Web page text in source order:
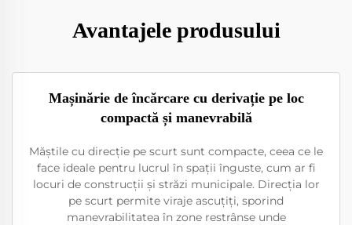
Avantajele produsului
Mașinărie de încărcare cu derivație pe loc
compactă și manevrabilă
Măștile cu direcție pe scurt sunt compacte, ceea ce le
face ideale pentru lucrul în spații înguste, cum ar fi
locuri de construcții și străzi municipale. Direcția lor
pe scurt permite viraje ascuțiți, sporind
manevrabilitatea în zone restrânse unde